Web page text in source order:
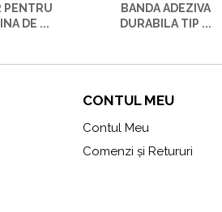
PENTRU
DE ...
BANDA ADEZIVA
DURABILA TIP ...
CONTUL MEU
Contul Meu
Comenzi și Retururi